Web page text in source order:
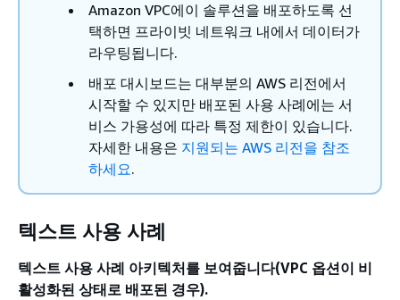
Amazon VPC에이 솔루션을 배포하도록 선
택하면 프라이빗 네트워크 내에서 데이터가
라우팅됩니다.
배포 대시보드는 대부분의 AWS 리전에서
시작할 수 있지만 배포된 사용 사례에는 서
비스 가용성에 따라 특정 제한이 있습니다.
자세한 내용은 지원되는 AWS 리전을 참조
하세요.
텍스트 사용 사례
텍스트 사용 사례 아키텍처를 보여줍니다(VPC 옵션이 비
활성화된 상태로 배포된 경우).